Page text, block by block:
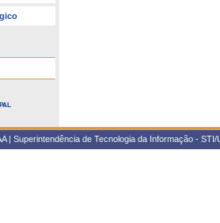
| Superintendência de Tecnologia da Informação -